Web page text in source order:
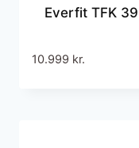
Everfit TFK
10.999 kr.